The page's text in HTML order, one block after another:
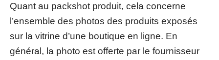
Quant au packshot produit, cela concerne
l’ensemble des photos des produits exposés
sur la vitrine d’une boutique en ligne. En
général, la photo est offerte par le fournisseur